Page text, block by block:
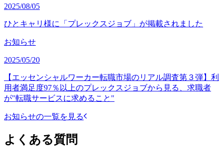
2025/08/05
ひとキャリ様に「プレックスジョブ」が掲載されました
お知らせ
2025/05/20
【エッセンシャルワーカー転職市場のリアル調査第３弾】利
用者満足度97％以上のプレックスジョブから見る、求職者
が"転職サービスに求めること"
お知らせの一覧を見る
よくある質問